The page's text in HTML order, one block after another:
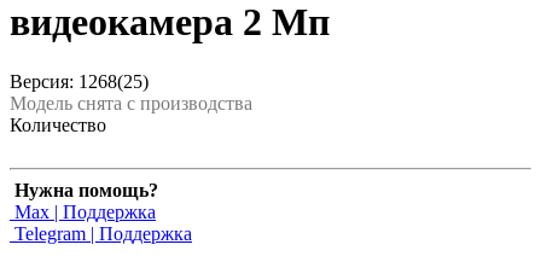
видеокамера 2 Мп
Версия: 1268(25)
Модель снята с производства
Количество
Нужна помощь?
Max | Поддержка
Telegram | Поддержка